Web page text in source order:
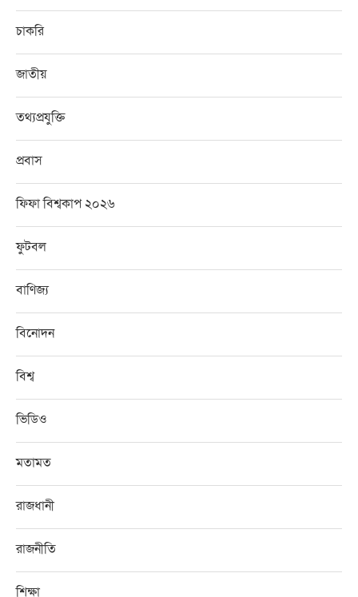
চাকরি
জাতীয়
তথ্যপ্রযুক্তি
প্রবাস
ফিফা বিশ্বকাপ ২০২৬
ফুটবল
বাণিজ্য
বিনোদন
বিশ্ব
ভিডিও
মতামত
রাজধানী
রাজনীতি
শিক্ষা